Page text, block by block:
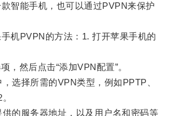
能手机，也可以通过PVPN来保护
PVPN的方法：1. 打开苹果手机的
然后点击“添加VPN配置”。
择所需的VPN类型，例如PPTP、
服务器地址，以及用户名和密码等